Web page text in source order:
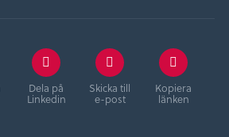
Dela på
Linkedin
Skicka till
e-post
Kopiera
länken